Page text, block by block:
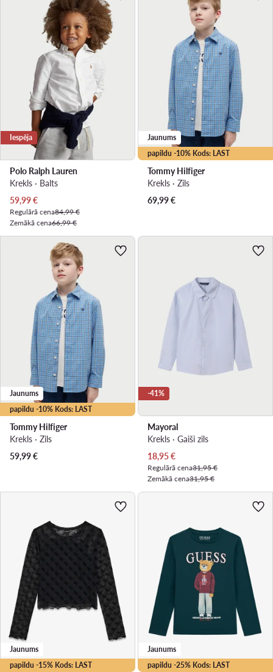
Iespēja
Polo Ralph Lauren
Krekls · Balts
Pašreizējā cena
59,99€
Regulārā cena84,99 €
Zemākā cena66,99 €
papildu -10% Kods: LAST
Jaunums
Tommy Hilfiger
Krekls · Zils
69,99€
papildu -10% Kods: LAST
Jaunums
Tommy Hilfiger
Krekls · Zils
59,99€
-41%
Mayoral
Krekls · Gaiši zils
Pašreizējā cena
18,95€
Regulārā cena31,95 €
Zemākā cena31,95 €
papildu -15% Kods: LAST
Jaunums
papildu -25% Kods: LAST
Jaunums